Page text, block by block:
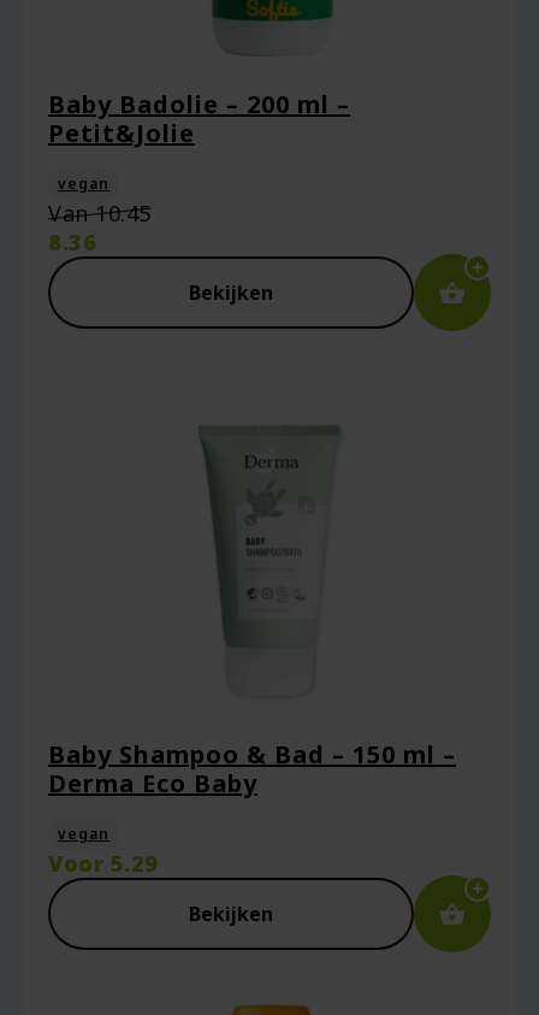
Baby Badolie – 200 ml –
Petit&Jolie
vegan
Van10.45Oorspronkelijke
was:
€10.45.
8.36
Huidige
prijs
is:
€8.36.
Bekijken
Baby Shampoo & Bad – 150 ml –
Derma Eco Baby
vegan
Voor 5.29
Bekijken